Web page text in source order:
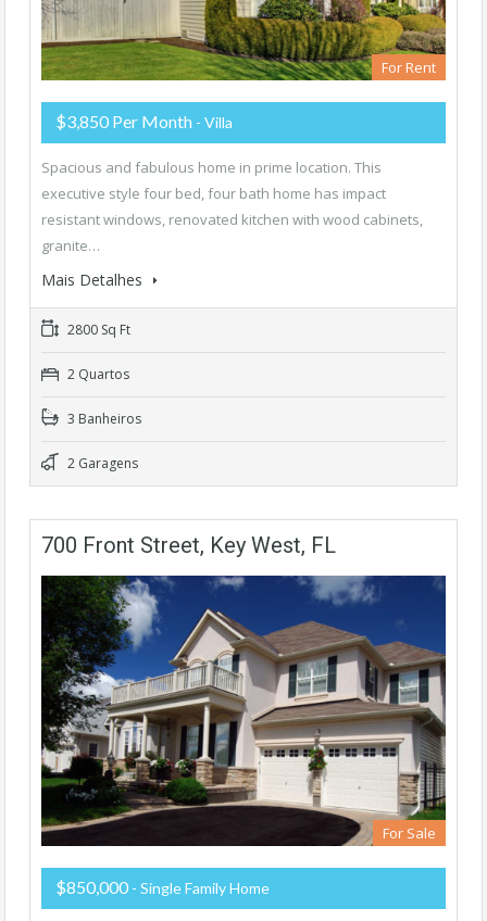
For Rent
$3,850 Per Month - Villa
Spacious and fabulous home in prime location. This
executive style four bed, four bath home has impact
resistant windows, renovated kitchen with wood cabinets,
granite…
Mais Detalhes
2800 Sq Ft
2 Quartos
3 Banheiros
2 Garagens
700 Front Street, Key West, FL
For Sale
$850,000 - Single Family Home